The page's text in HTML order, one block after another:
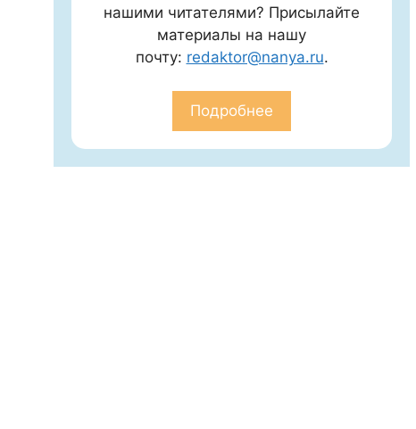
нашими читателями? Присылайте
материалы на нашу
почту: redaktor@nanya.ru.
Подробнее